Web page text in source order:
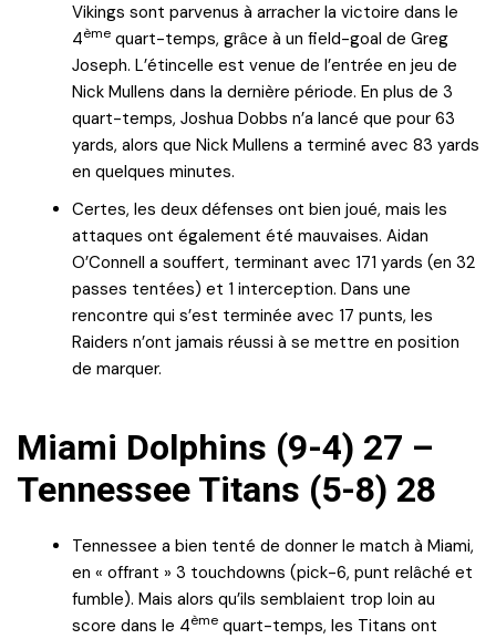
Vikings sont parvenus à arracher la victoire dans le
4ème quart-temps, grâce à un field-goal de Greg
Joseph. L’étincelle est venue de l’entrée en jeu de
Nick Mullens dans la dernière période. En plus de 3
quart-temps, Joshua Dobbs n’a lancé que pour 63
yards, alors que Nick Mullens a terminé avec 83 yards
en quelques minutes.
Certes, les deux défenses ont bien joué, mais les
attaques ont également été mauvaises. Aidan
O’Connell a souffert, terminant avec 171 yards (en 32
passes tentées) et 1 interception. Dans une
rencontre qui s’est terminée avec 17 punts, les
Raiders n’ont jamais réussi à se mettre en position
de marquer.
Miami Dolphins (9-4) 27 –
Tennessee Titans (5-8) 28
Tennessee a bien tenté de donner le match à Miami,
en « offrant » 3 touchdowns (pick-6, punt relâché et
fumble). Mais alors qu’ils semblaient trop loin au
score dans le 4ème quart-temps, les Titans ont